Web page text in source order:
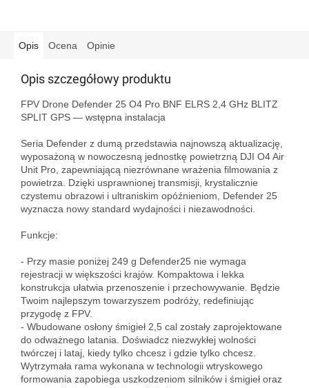
Opis Ocena Opinie
Opis szczegółowy produktu
FPV Drone Defender 25 O4 Pro BNF ELRS 2,4 GHz BLITZ
SPLIT GPS — wstępna instalacja
Seria Defender z dumą przedstawia najnowszą aktualizację,
wyposażoną w nowoczesną jednostkę powietrzną DJI O4 Air
Unit Pro, zapewniającą niezrównane wrażenia filmowania z
powietrza. Dzięki usprawnionej transmisji, krystalicznie
czystemu obrazowi i ultraniskim opóźnieniom, Defender 25
wyznacza nowy standard wydajności i niezawodności.
Funkcje:
- Przy masie poniżej 249 g Defender25 nie wymaga
rejestracji w większości krajów. Kompaktowa i lekka
konstrukcja ułatwia przenoszenie i przechowywanie. Będzie
Twoim najlepszym towarzyszem podróży, redefiniując
przygodę z FPV.
- Wbudowane osłony śmigieł 2,5 cal zostały zaprojektowane
do odważnego latania. Doświadcz niezwykłej wolności
twórczej i lataj, kiedy tylko chcesz i gdzie tylko chcesz.
Wytrzymała rama wykonana w technologii wtryskowego
formowania zapobiega uszkodzeniom silników i śmigieł oraz